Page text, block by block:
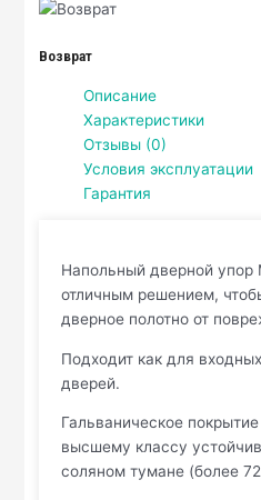
Возврат
Описание
Характеристики
Отзывы (0)
Условия эксплуатации
Гарантия
Напольный дверной упор
отличным решением,
дверное полотно от
Подходит как для
дверей.
Гальваническое
высшему классу
соляном тумане (более